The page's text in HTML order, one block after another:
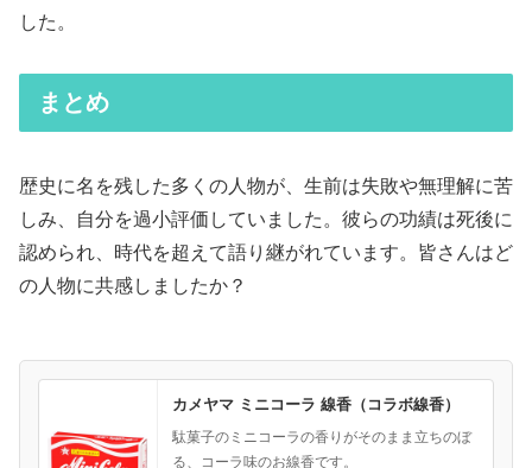
した。
まとめ
歴史に名を残した多くの人物が、生前は失敗や無理解に苦
しみ、自分を過小評価していました。彼らの功績は死後に
認められ、時代を超えて語り継がれています。皆さんはど
の人物に共感しましたか？
カメヤマ ミニコーラ 線香（コラボ線香）
駄菓子のミニコーラの香りがそのまま立ちのぼ
る、コーラ味のお線香です。